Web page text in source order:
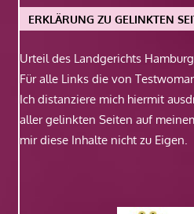
ERKLÄRUNG ZU GELINKTEN
Urteil des Landgerichts
Für alle Links die von
Ich distanziere mich hiermit
aller gelinkten Seiten auf
mir diese Inhalte nicht zu Eigen.